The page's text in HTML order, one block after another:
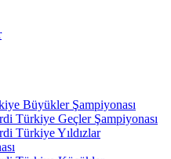
Büyükler Şampiyonası
Türkiye Geçler Şampiyonası
Türkiye Yıldızlar